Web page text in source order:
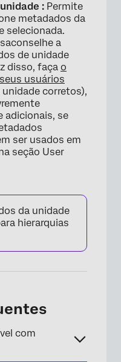
: Permite
metadados da
selecionada.
a
de unidade
disso, faça o
usuários
corretos),
adicionais, se
ser usados em
seção User
da unidade
hierarquias
com